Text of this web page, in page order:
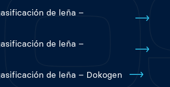
de leña –
de leña –
de leña – Dokogen